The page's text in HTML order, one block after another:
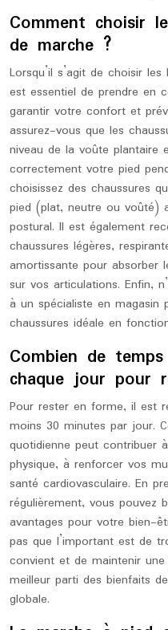
Comment choisir
de marche ?
Lorsqu’il s’agit de choisir
est essentiel de prendre en
garantir votre confort et
assurez-vous que les
niveau de la voûte plantaire
correctement votre pied
choisissez des chaussures
pied (plat, neutre ou voûté)
postural. Il est également
chaussures légères,
amortissante pour absorber
sur vos articulations. Enfin,
à un spécialiste en magasin
chaussures idéale en
Combien de
chaque jour pour
Pour rester en forme, il est
moins 30 minutes par jour.
quotidienne peut contribuer
physique, à renforcer vos
santé cardiovasculaire. En
régulièrement, vous pouvez
avantages pour votre bien-
pas que l’important est de
convient et de maintenir
meilleur parti des bienfaits
globale.